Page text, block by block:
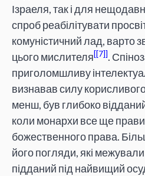
Ізраеля, так і для
спроб реабілітувати
комуністичний лад, варто
цього мислителя [7] .
приголомшливу
визнавав силу
менш, був глибоко
коли монархи все ще
божественного права.
його погляди, які
підданий під найвищий